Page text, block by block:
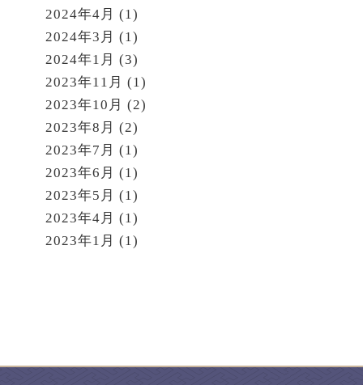
2024年4月 (1)
2024年3月 (1)
2024年1月 (3)
2023年11月 (1)
2023年10月 (2)
2023年8月 (2)
2023年7月 (1)
2023年6月 (1)
2023年5月 (1)
2023年4月 (1)
2023年1月 (1)